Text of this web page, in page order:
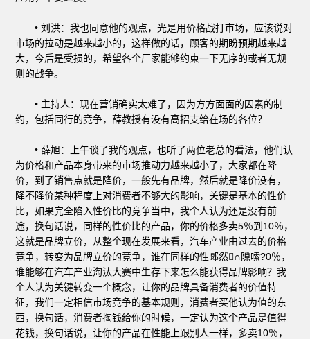
• 刘洪：我也同意他的观点，光是用价格战打市场，应该说对
市场的拉动是越来越小的，这样做的话，顾客的期盼预期越来越
大，今后是受损的，希望各个厂家能够约束一下无序的或者无规
则的战争。
• 主持人：现在营销确实太难了，因为方方面面的因素的制
约，包括同行的竞争，薛教授有没有高招支给在场的各位？
• 薛旭：上午谈了我的观点，也听了两位老总的看法，他们认
为价格和产品本身带来的市场推动力越来越小了，大家都在降
价，到了销售点就是降价，一般先有品牌，然后就是降价没有，
降不降价某种程度上对消费者不够大的影响，关键是基本的性价
比，如果完全陷入性价比的竞争当中，我个人认为还是没有前
途，换句话说，同样的性价比的产品，你的价格多卖5％到10％，
这就是品牌立价，从整个现在发展来看，汽车产业由过去的价格
竞争，转变为品牌立价的竞争，谁在同样的性郾然∩隙嗦?0％，
谁能够在汽车产业淘汰大赛中生存下来怎么能获得品牌影响？我
个人认为关键转变一个概念，让你的品牌具备消费者的价值特
征，我们一定相信市场竞争的基本规则，消费者买他认为值的东
西，换句话，消费者掏钱给你的时候，一定认为这个产品是值得
花钱，换句话说，让你的产品在性能上跟别人一样，多卖10％，